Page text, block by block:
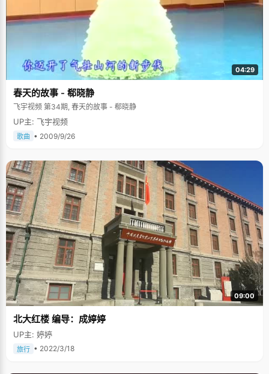
明要比其他孩子更早学会一些东西，甚至在读小学以前，曾春明就跟着姐姐
学会了汉语拼音，而且读完了整部拼音版的《格林童话》。 喜欢看书和篮球
曾春明从小就喜欢看书，小学时候经常会买一些连环画来看，稍大一点迷上
了漫画，几米漫画，朱德庸的漫画，一些日本、台湾的优秀漫画他都很喜
欢。曾春明喜欢看小说，那些比较出名的大部头小说他都看过，他喜欢看书
中人物不一样的心态，看他们跟自己有什么不一样，"我十六岁的时候看过
《麦田里的守望者》，书中主人公也是一个跟自己年龄相仿的男孩，但是他
放荡不羁，叛逆，过着跟自己不一样的生活，通过看他生活在心理上得到了
的时候，曾经跟几个比较好的同学代表班级参加学校的篮球比赛，在篮球运
动中，从篮球里，曾春明学到了很多书本没有的知识，学会了团队精神，学
会了如何跟他们良好的沟通和合作。 每次周末或者放假，曾春明就会跟朋友
一起去爬山，锻炼身体，放松心情，同时感受一下登上山顶时候那种畅快淋
漓的成就感。学习就像登山，一路都很艰苦，容不得半点松懈，但等到山顶
之后，你会发现一片更美更广阔的天地。 "所有正在为高考奋斗的师弟师妹
04:29
春天的故事 - 郗晓静
飞宇视频 第34期, 春天的故事 - 郗晓静
UP主: 飞宇视频
歌曲 • 2009/9/26
09:00
北大红楼 编导：成婷婷
UP主: 婷婷
旅行 • 2022/3/18